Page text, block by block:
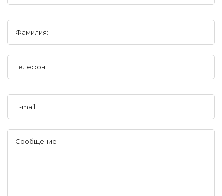
Фамилия:
Телефон:
E-mail:
Сообщение: